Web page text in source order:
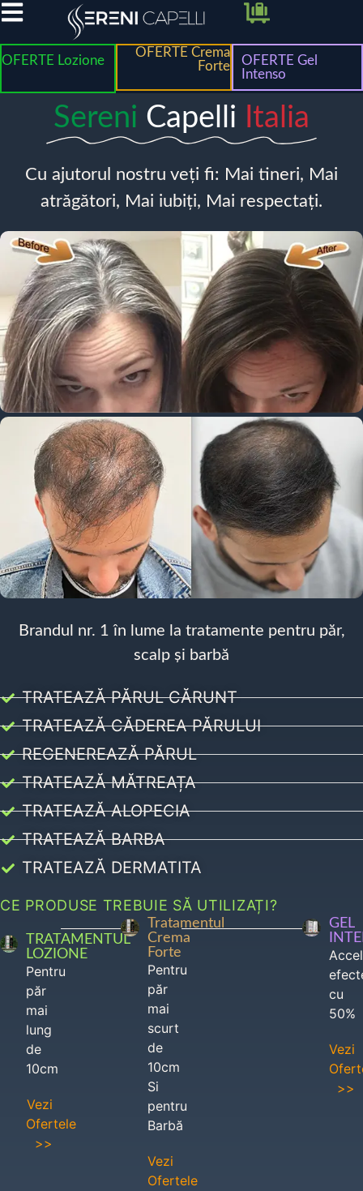
OFERTE Lozione
OFERTE Crema
Forte
OFERTE Gel
Intenso
Sereni Capelli Italia
Cu ajutorul nostru veți fi: Mai tineri, Mai
atrăgători, Mai iubiți, Mai respectați.
Brandul nr. 1 în lume la tratamente pentru păr,
scalp și barbă
TRATEAZĂ PĂRUL CĂRUNT
TRATEAZĂ CĂDEREA PĂRULUI
REGENEREAZĂ PĂRUL
TRATEAZĂ MĂTREAȚA
TRATEAZĂ ALOPECIA
TRATEAZĂ BARBA
TRATEAZĂ DERMATITA
CE PRODUSE TREBUIE SĂ UTILIZAȚI?
TRATAMENTUL
LOZIONE
Pentru
păr
mai
lung
de
10cm
Vezi
Ofertele
>>
Tratamentul
Crema
Forte
Pentru
păr
mai
scurt
de
10cm
Si
pentru
Barbă
Vezi
Ofertele
GEL
cu
50%
Vezi
>>